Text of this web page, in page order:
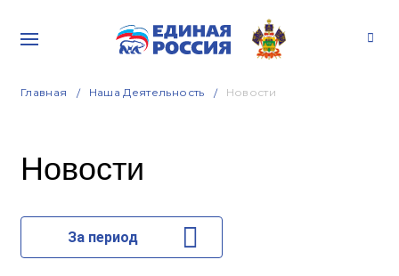
Главная Наша Деятельность Новости
Новости
За период